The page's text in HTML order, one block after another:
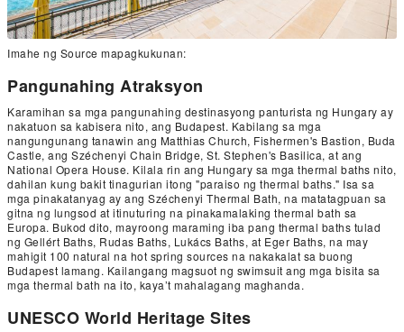
Imahe ng Source mapagkukunan:
Pangunahing Atraksyon
Karamihan sa mga pangunahing destinasyong panturista ng Hungary ay
nakatuon sa kabisera nito, ang Budapest. Kabilang sa mga
nangungunang tanawin ang Matthias Church, Fishermen's Bastion, Buda
Castle, ang Széchenyi Chain Bridge, St. Stephen's Basilica, at ang
National Opera House. Kilala rin ang Hungary sa mga thermal baths nito,
dahilan kung bakit tinagurian itong "paraiso ng thermal baths." Isa sa
mga pinakatanyag ay ang Széchenyi Thermal Bath, na matatagpuan sa
gitna ng lungsod at itinuturing na pinakamalaking thermal bath sa
Europa. Bukod dito, mayroong maraming iba pang thermal baths tulad
ng Gellért Baths, Rudas Baths, Lukács Baths, at Eger Baths, na may
mahigit 100 natural na hot spring sources na nakakalat sa buong
Budapest lamang. Kailangang magsuot ng swimsuit ang mga bisita sa
mga thermal bath na ito, kaya’t mahalagang maghanda.
UNESCO World Heritage Sites